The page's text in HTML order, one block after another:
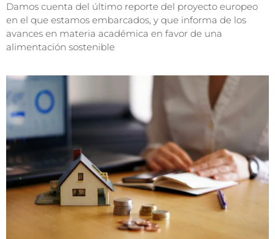
Damos cuenta del último reporte del proyecto europeo
en el que estamos embarcados, y que informa de los
avances en materia académica en favor de una
alimentación sostenible